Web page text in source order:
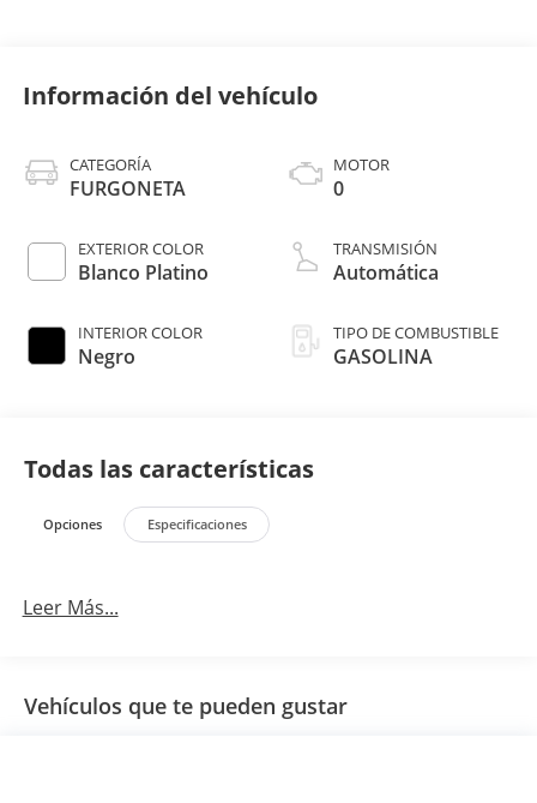
Información del vehículo
CATEGORÍA
FURGONETA
EXTERIOR COLOR
Blanco Platino
INTERIOR COLOR
Negro
MOTOR
0
TRANSMISIÓN
Automática
TIPO DE COMBUSTIBLE
GASOLINA
Todas las características
Opciones Especificaciones
Leer Más...
Vehículos que te pueden gustar